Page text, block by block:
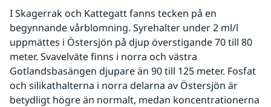
I Skagerrak och Kattegatt fanns tecken på en
begynnande vårblomning. Syrehalter under 2 ml/l
uppmättes i Östersjön på djup överstigande 70 till 80
meter. Svavelväte finns i norra och västra
Gotlandsbasängen djupare än 90 till 125 meter. Fosfat
och silikathalterna i norra delarna av Östersjön är
betydligt högre än normalt, medan koncentrationerna